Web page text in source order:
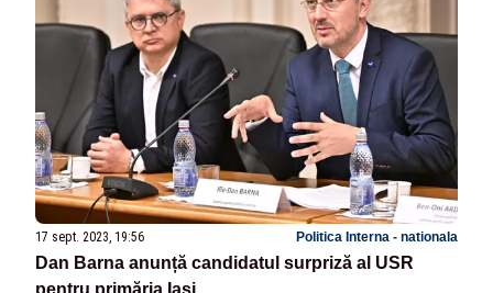
17 sept. 2023, 19:56 Politica Interna - nationala
Dan Barna anunță candidatul surpriză al USR
pentru primăria Iași